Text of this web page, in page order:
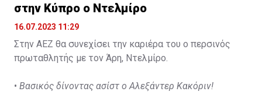
στην Κύπρο ο Ντελμίρο
16.07.2023 11:29
Στην ΑΕΖ θα συνεχίσει την καριέρα του ο περσινός
πρωταθλητής με τον Άρη, Ντελμίρο.
• Βασικός δίνοντας ασίστ ο Αλεξάντερ Κακόριν!